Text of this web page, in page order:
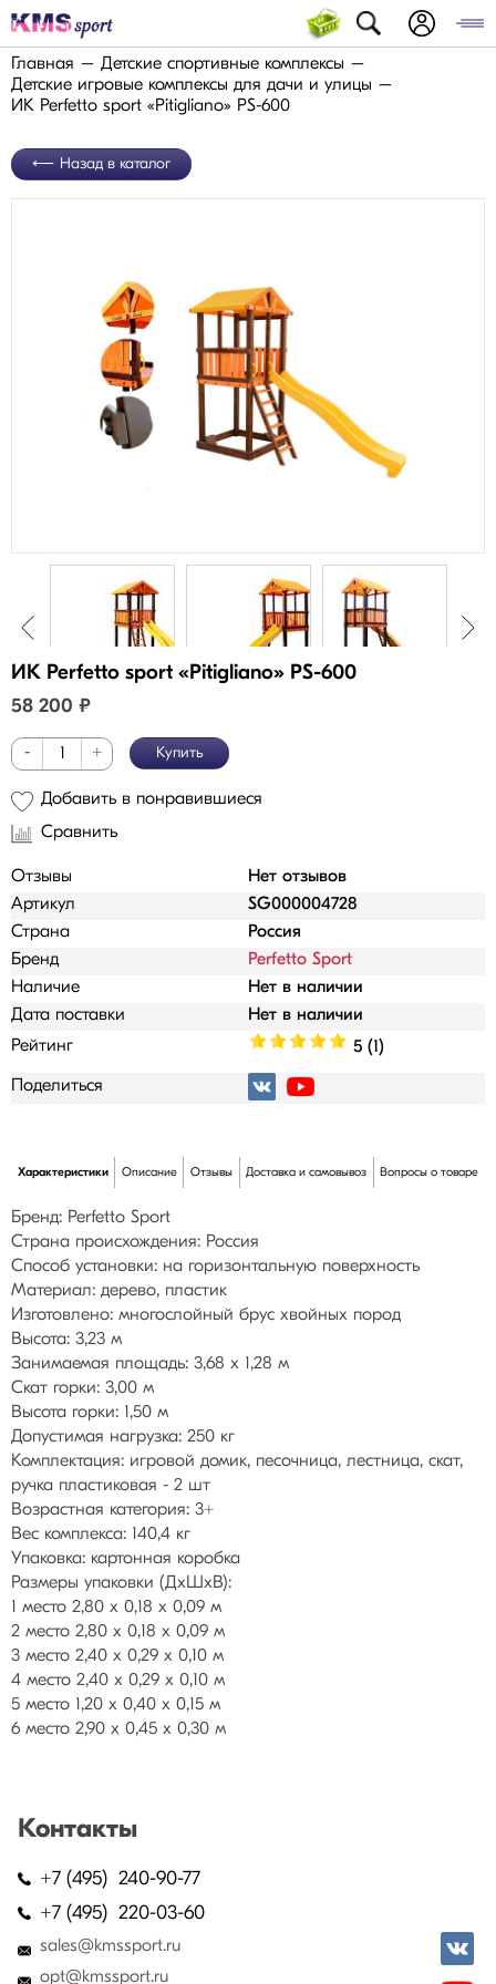
Главная
Детские спортивные комплексы
Детские игровые комплексы для дачи и улицы
ИК Perfetto sport «Pitigliano» PS-600
Назад в каталог
ИК Perfetto sport «Pitigliano» PS-600
58 200 ₽
- + Купить
Добавить в понравившиеся
Сравнить
Отзывы
Нет отзывов
Артикул
SG000004728
Страна
Россия
Бренд
Perfetto Sport
Наличие
Нет в наличии
Дата поставки
Нет в наличии
Рейтинг
5 (1)
Поделиться
Характеристики Описание Отзывы Доставка и самовывоз Вопросы о товаре
Бренд: Perfetto Sport
Страна происхождения: Россия
Способ установки: на горизонтальную поверхность
Материал: дерево, пластик
Изготовлено: многослойный брус хвойных пород
Высота: 3,23 м
Занимаемая площадь: 3,68 х 1,28 м
Скат горки: 3,00 м
Высота горки: 1,50 м
Допустимая нагрузка: 250 кг
Комплектация: игровой домик, песочница, лестница, скат,
ручка пластиковая - 2 шт
Возрастная категория: 3+
Вес комплекса: 140,4 кг
Упаковка: картонная коробка
Размеры упаковки (ДхШхВ):
1 место 2,80 х 0,18 х 0,09 м
2 место 2,80 х 0,18 х 0,09 м
3 место 2,40 х 0,29 х 0,10 м
4 место 2,40 х 0,29 х 0,10 м
5 место 1,20 х 0,40 х 0,15 м
6 место 2,90 х 0,45 х 0,30 м
Контакты
+7 (495) 240-90-77
+7 (495) 220-03-60
sales@kmssport.ru
opt@kmssport.ru